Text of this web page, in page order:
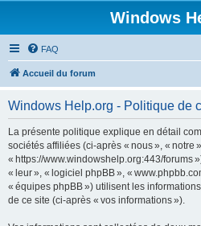
Windows
FAQ
Accueil du forum
Windows Help.org - Politique de
La présente politique explique en détail
sociétés affiliées (ci-après « nous », « notre
« https://www.windowshelp.org:443/forums
« leur », « logiciel phpBB », «
« équipes phpBB ») utilisent les
de ce site (ci-après « vos informations »).